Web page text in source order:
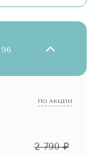
ПО АКЦИИ
2 790 ₽